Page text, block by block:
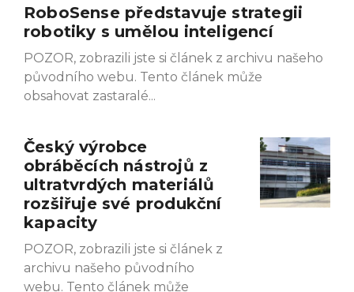
RoboSense představuje strategii
robotiky s umělou inteligencí
POZOR, zobrazili jste si článek z archivu našeho
původního webu. Tento článek může
obsahovat zastaralé
Český výrobce
obráběcích nástrojů z
ultratvrdých materiálů
rozšiřuje své produkční
kapacity
POZOR, zobrazili jste si článek z
archivu našeho původního
webu. Tento článek může